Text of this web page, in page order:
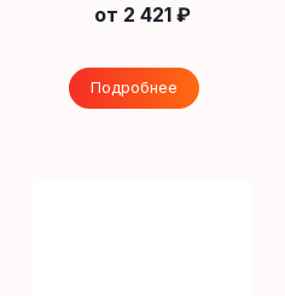
от 2 421 ₽
Подробнее